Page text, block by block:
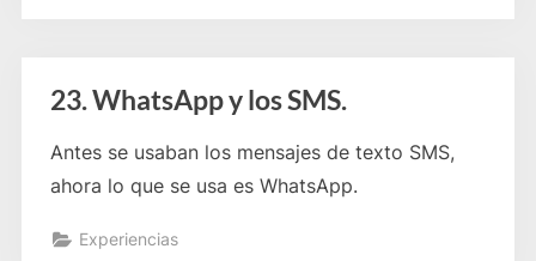
23. WhatsApp y los SMS.
Antes se usaban los mensajes de texto SMS,
ahora lo que se usa es WhatsApp.
Experiencias